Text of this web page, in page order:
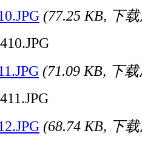
(77.25 KB, 下
(71.09 KB, 下
(68.74 KB, 下